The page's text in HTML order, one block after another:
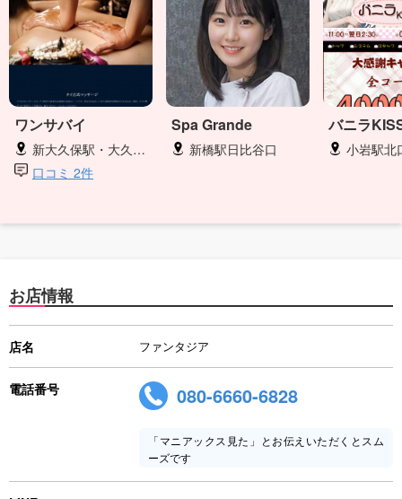
ワンサバイ
新大久保駅・大久保駅
口コミ 2件
Spa Grande
新橋駅日比谷口
バニラ
小岩駅北
お店情報
店名 ファンタジア
電話番号 080-6660-6828
「マニアックス見た」とお伝えいただくとスム
ーズです